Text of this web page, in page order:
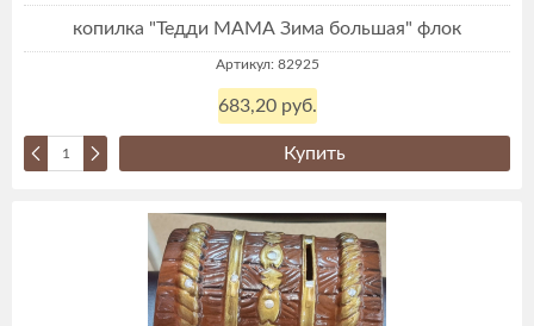
копилка "Тедди МАМА Зима большая" флок
Артикул: 82925
683,20 руб.
Купить